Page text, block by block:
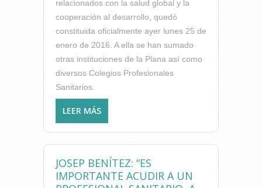
relacionados con la salud global y la
cooperación al desarrollo, quedó
constituida oficialmente ayer lunes 25 de
enero de 2016. A ella se han sumado
otras instituciones de la Plana así como
diversos Colegios Profesionales
Sanitarios.
LEER MÁS
LA NUEVA RED SOLIDARIA DE
JOSEP BENÍTEZ: “ES
IMPORTANTE ACUDIR A UN